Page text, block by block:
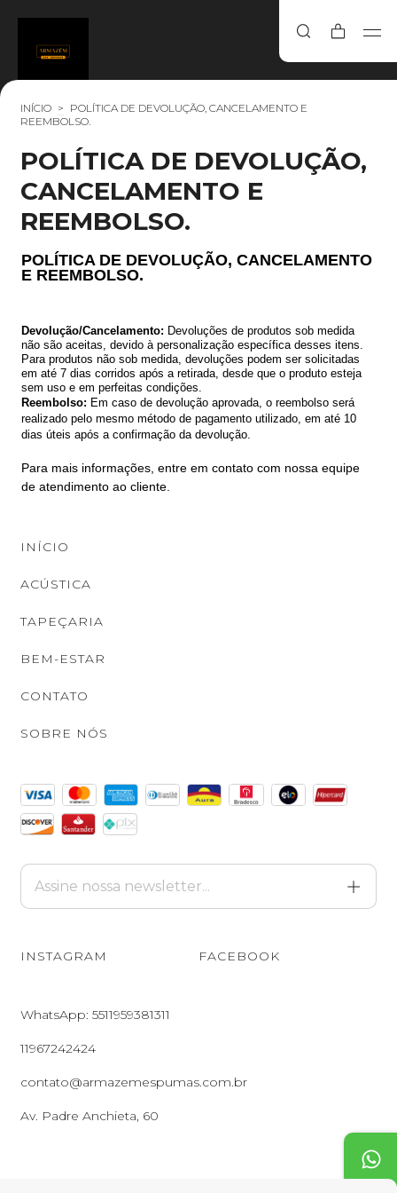
INÍCIO > POLÍTICA DE DEVOLUÇÃO, CANCELAMENTO E
REEMBOLSO.
POLÍTICA DE DEVOLUÇÃO,
CANCELAMENTO E
REEMBOLSO.
POLÍTICA DE DEVOLUÇÃO, CANCELAMENTO
E REEMBOLSO.
Devolução/Cancelamento: Devoluções de produtos sob medida
não são aceitas, devido à personalização específica desses itens.
Para produtos não sob medida, devoluções podem ser solicitadas
em até 7 dias corridos após a retirada, desde que o produto esteja
sem uso e em perfeitas condições.
Reembolso: Em caso de devolução aprovada, o reembolso será
realizado pelo mesmo método de pagamento utilizado, em até 10
dias úteis após a confirmação da devolução.
Para mais informações, entre em contato com nossa equipe
de atendimento ao cliente.
INÍCIO
ACÚSTICA
TAPEÇARIA
BEM-ESTAR
CONTATO
SOBRE NÓS
INSTAGRAM FACEBOOK
WhatsApp: 5511959381311
11967242424
contato@armazemespumas.com.br
Av. Padre Anchieta, 60